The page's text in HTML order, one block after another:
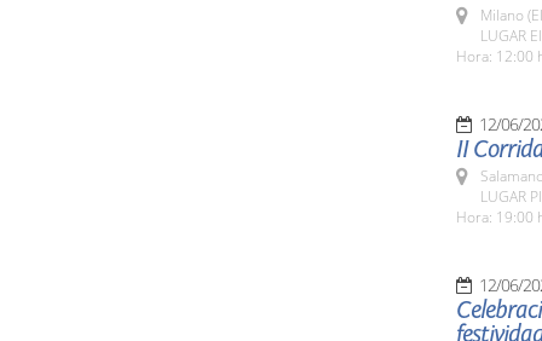
Milano
LUGAR
Hora: 12:00
12/06/
II
LUGAR
Hora: 19:00
12/06/